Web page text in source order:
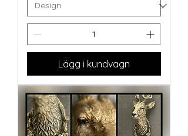
Lägg i kundvagn